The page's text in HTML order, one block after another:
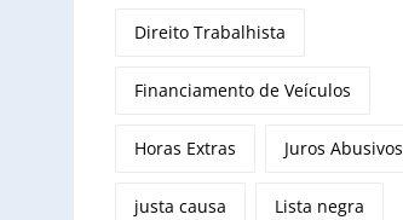
Direito Trabalhista
Financiamento de Veículos
Horas Extras Juros Abusivos
justa causa Lista negra